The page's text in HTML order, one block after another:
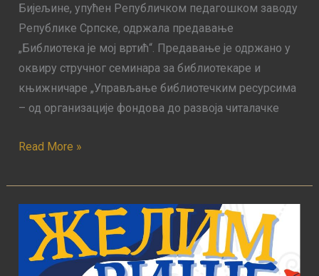
Бијељине, упућен Републичком педагошком заводу
Републике Српске, одржала предавање
„Библиотека је мој вртић“. Предавање је одржано у
оквиру стручног семинара за библиотекаре и
књижничаре „Управљање библиотечким ресурсима
– од организације фондова до развоја читалачке
Read More »
Камп
“Желим
више”